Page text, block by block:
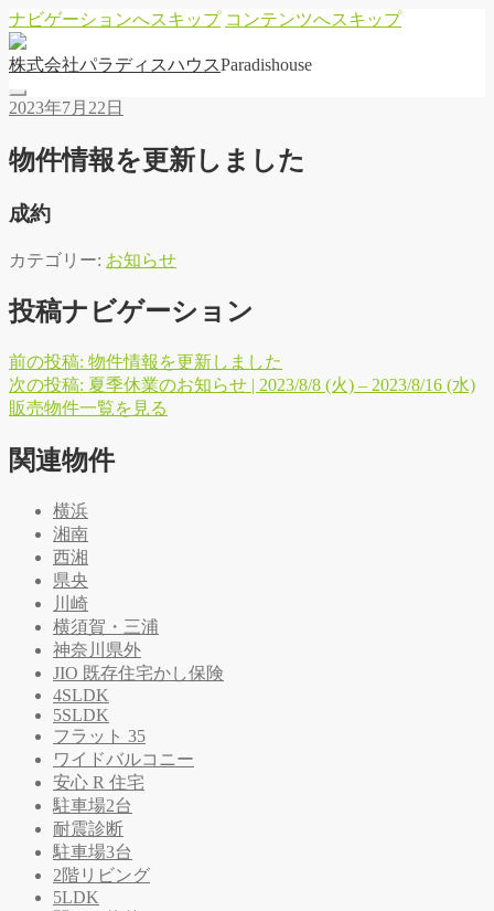
ナビゲーションへスキップ コンテンツへスキップ
株式会社パラディ スハウ スParadishouse
2023年7月22日
物件情報を更新しました
成約
カテゴリー: お知らせ
投稿ナビゲーション
前の投稿: 物件情報を更新しました
次の投稿: 夏季休業のお知らせ | 2023/8/8 (火) – 2023/8/16 (水)
販売物件一覧を 見る
関連物件
横浜
湘南
西湘
県央
川崎
横須賀・三浦
神奈川県外
JIO 既存住宅かし保険
4SLDK
5SLDK
フラット 35
ワイドバルコニー
安心 R 住宅
駐車場2台
耐震診断
駐車場3台
2階リビング
5LDK